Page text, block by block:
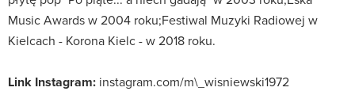
Music Awards w 2004 roku;Festiwal Muzyki Radiowej w
Kielcach - Korona Kielc - w 2018 roku.
Link Instagram: instagram.com/m\_wisniewski1972